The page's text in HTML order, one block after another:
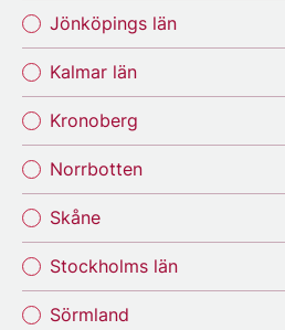
Jönköpings län
Kalmar län
Kronoberg
Norrbotten
Skåne
Stockholms län
Sörmland